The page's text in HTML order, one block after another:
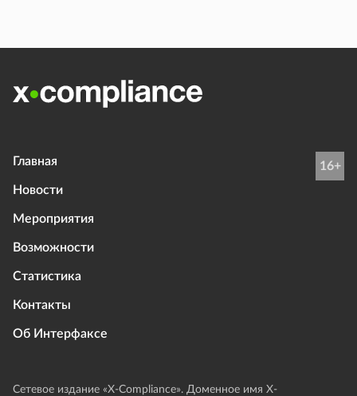
Главная
Новости
Мероприятия
Возможности
Статистика
Контакты
Об Интерфаксе
16+
Сетевое издание «Х-Compliance». Доменное имя X-